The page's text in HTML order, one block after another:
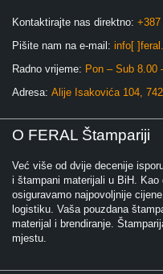
Kontaktirajte nas direktno: +387
Pišite nam na e-mail: info[
Radno vrijeme: Pon – Sub 8.00
Adresa: Alije Isakovića 104,
O FERAL Štampariji
Već više od dvije decenije
i štampani materijali u BiH. Kao
osiguravamo najpovoljnije
logistiku. Vaša pouzdana
materijal i brendiranje.
mjestu.